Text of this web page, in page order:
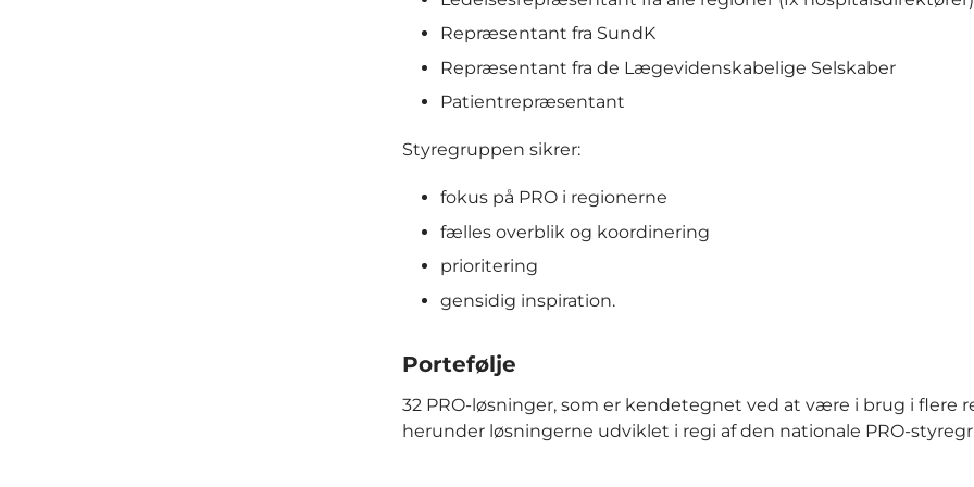
Repræsentant fra SundK
Repræsentant fra de Lægevidenskabelige Selskaber
Patientrepræsentant
Styregruppen sikrer:
fokus på PRO i regionerne
fælles overblik og koordinering
prioritering
gensidig inspiration.
Portefølje
32 PRO-løsninger, som er kendetegnet ved at være i brug i flere
herunder løsningerne udviklet i regi af den nationale PRO-